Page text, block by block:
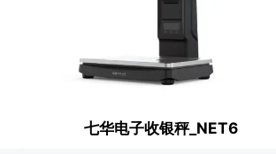
七华电子收银秤_NET6